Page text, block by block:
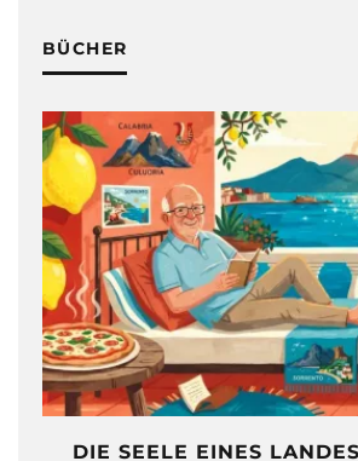
BÜCHER
DIE SEELE EINES